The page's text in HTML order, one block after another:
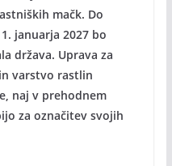
mačk. Do
januarja 2027 bo
država. Uprava za
varstvo rastlin
naj v prehodnem
za označitev svojih